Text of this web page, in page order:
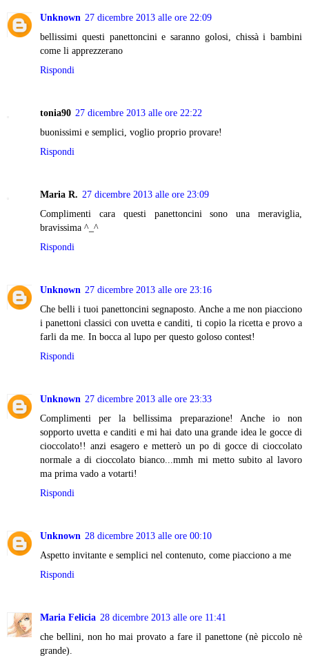
Unknown 27 dicembre 2013 alle ore 22:09
bellissimi questi panettoncini e saranno golosi, chissà i bambini
come li apprezzerano
Rispondi
tonia90 27 dicembre 2013 alle ore 22:22
buonissimi e semplici, voglio proprio provare!
Rispondi
Maria R. 27 dicembre 2013 alle ore 23:09
Complimenti cara questi panettoncini sono una meraviglia,
bravissima ^_^
Rispondi
Unknown 27 dicembre 2013 alle ore 23:16
Che belli i tuoi panettoncini segnaposto. Anche a me non piacciono
i panettoni classici con uvetta e canditi, ti copio la ricetta e provo a
farli da me. In bocca al lupo per questo goloso contest!
Rispondi
Unknown 27 dicembre 2013 alle ore 23:33
Complimenti per la bellissima preparazione! Anche io non
sopporto uvetta e canditi e mi hai dato una grande idea le gocce di
cioccolato!! anzi esagero e metterò un po di gocce di cioccolato
normale a di cioccolato bianco...mmh mi metto subito al lavoro
ma prima vado a votarti!
Rispondi
Unknown 28 dicembre 2013 alle ore 00:10
Aspetto invitante e semplici nel contenuto, come piacciono a me
Rispondi
Maria Felicia 28 dicembre 2013 alle ore 11:41
che bellini, non ho mai provato a fare il panettone (nè piccolo nè
grande).